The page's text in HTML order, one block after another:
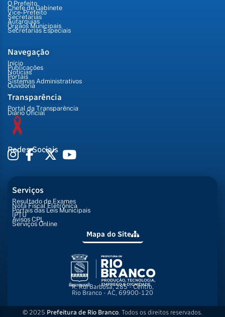
O Prefeito
Chefe de Gabinete
Vice-Prefeito
Secretarias
Autarquias
Órgãos Municipais
Secretarias Especiais
Navegação
Início
Publicações
Notícias
Portais
Sistemas Administrativos
Ouvidoria
Transparência
Portal da Transparência
Diário Oficial
Redes Sociais
Serviços
Resultado de Exames
Nota Fiscal Eletrônica
Portais das Leis Municipais
IPTU
Avisos CPL
Serviços Online
Mapa do Site
R. Rui Barbosa, 285 - Centro,
Rio Branco - AC, 69900-120
© 2025 Prefeitura de Rio Branco . Todos os direitos reservados.